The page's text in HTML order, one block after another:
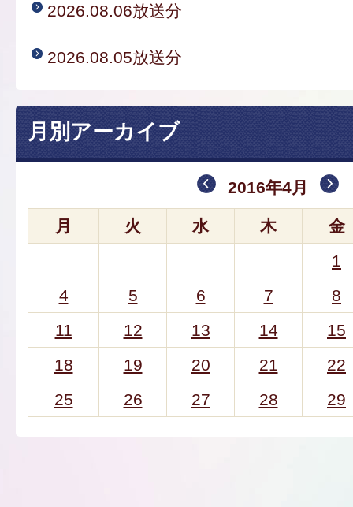
2026.08.06放送分
2026.08.05放送分
月別アーカイブ
2016年4月
月 火 水 木
金
1
4
5 6 7
8
11
12 13 14
15
18
19 20 21
22
25
26 27 28 29